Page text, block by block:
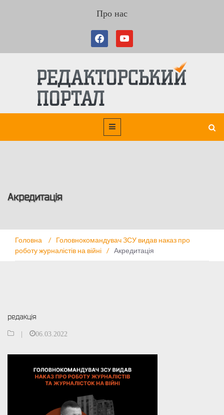
Про нас
Акредитація
Головна /
Головнокомандувач ЗСУ видав наказ про
роботу журналістів на війні / Акредитація
редакція
06.03.2022